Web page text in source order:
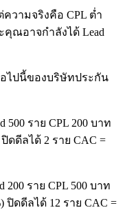
ความจริงคือ CPL ต่ำ
ณอาจกำลังได้ Lead
อไปนี้ของบริษัทประกัน
500 ราย CPL 200 บาท
ดดีลได้ 2 ราย CAC =
200 ราย CPL 500 บาท
ปิดดีลได้ 12 ราย CAC =